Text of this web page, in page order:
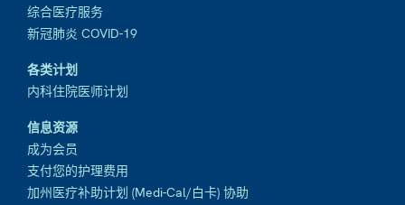
综合医疗服务
新冠肺炎 COVID-19
各类计划
内科住院医师计划
信息资源
成为会员
支付您的护理费用
加州医疗补助计划 (Medi-Cal/白卡) 协助